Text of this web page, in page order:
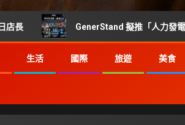
GenerStand 擬推「人力發電訓練台
生活 國際 旅遊 美食